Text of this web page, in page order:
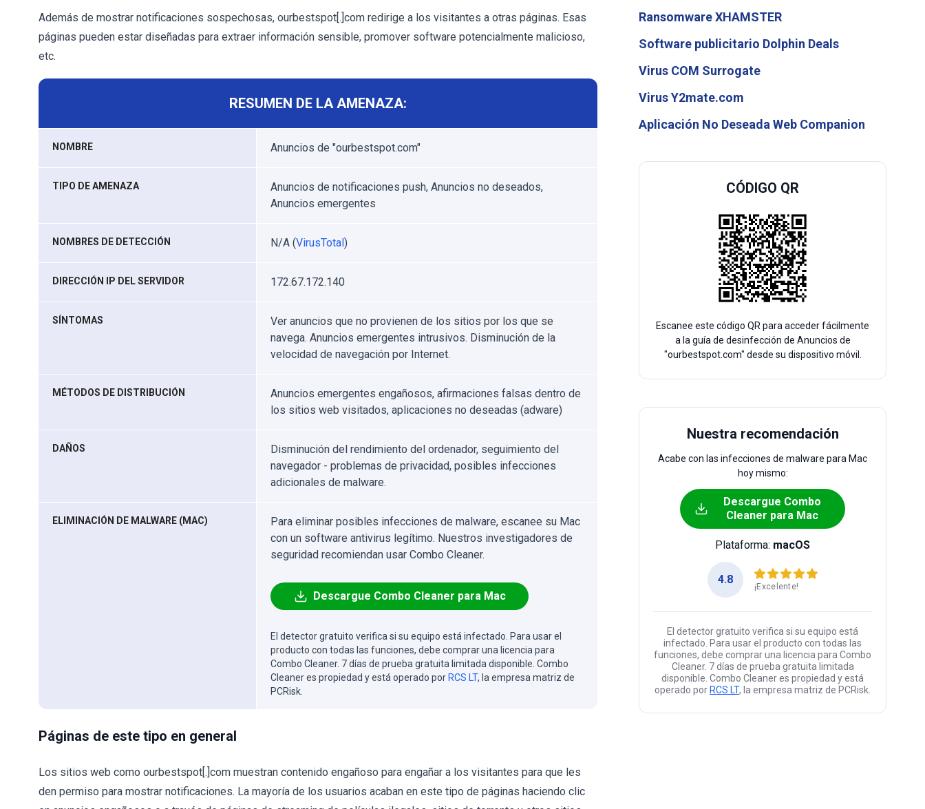
Además de mostrar notificaciones sospechosas, ourbestspot[.]com redirige a los visitantes a otras páginas. Esas
páginas pueden estar diseñadas para extraer información sensible, promover software potencialmente malicioso,
etc.
RESUMEN DE LA AMENAZA:
NOMBRE Anuncios de "ourbestspot.com"
TIPO DE AMENAZA
Anuncios de notificaciones push, Anuncios no deseados,
Anuncios emergentes
NOMBRES DE DETECCIÓN N/A (VirusTotal)
DIRECCIÓN IP DEL SERVIDOR 172.67.172.140
SÍNTOMAS
Ver anuncios que no provienen de los sitios por los que se
navega. Anuncios emergentes intrusivos. Disminución de la
velocidad de navegación por Internet.
MÉTODOS DE DISTRIBUCIÓN
Anuncios emergentes engañosos, afirmaciones falsas dentro de
los sitios web visitados, aplicaciones no deseadas (adware)
DAÑOS
Disminución del rendimiento del ordenador, seguimiento del
navegador - problemas de privacidad, posibles infecciones
adicionales de malware.
ELIMINACIÓN DE MALWARE (MAC)
Para eliminar posibles infecciones de malware, escanee su Mac
con un software antivirus legítimo. Nuestros investigadores de
seguridad recomiendan usar Combo Cleaner.
Descargue Combo Cleaner para Mac
El detector gratuito verifica si su equipo está infectado. Para usar el
producto con todas las funciones, debe comprar una licencia para
Combo Cleaner. 7 días de prueba gratuita limitada disponible. Combo
Cleaner es propiedad y está operado por RCS LT, la empresa matriz de
PCRisk.
Páginas de este tipo en general
Los sitios web como ourbestspot[.]com muestran contenido engañoso para engañar a los visitantes para que les
den permiso para mostrar notificaciones. La mayoría de los usuarios acaban en este tipo de páginas haciendo clic
Ransomware XHAMSTER
Software publicitario Dolphin Deals
Virus COM Surrogate
Virus Y2mate.com
Aplicación No Deseada Web Companion
CÓDIGO QR
Escanee este código QR para acceder fácilmente
a la guía de desinfección de Anuncios de
"ourbestspot.com" desde su dispositivo móvil.
Nuestra recomendación
Acabe con las infecciones de malware para Mac
hoy mismo:
Descargue Combo
Cleaner para Mac
Plataforma: macOS
4.8
¡Excelente!
El detector gratuito verifica si su equipo está
infectado. Para usar el producto con todas las
funciones, debe comprar una licencia para Combo
Cleaner. 7 días de prueba gratuita limitada
disponible. Combo Cleaner es propiedad y está
operado por RCS LT, la empresa matriz de PCRisk.